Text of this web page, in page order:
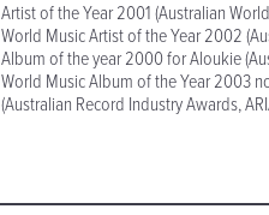
Artist of the Year 2001 (Australian
World Music Artist of the Year 2002
Album of the year 2000 for Aloukie
World Music Album of the Year 2003
(Australian Record Industry Awards,